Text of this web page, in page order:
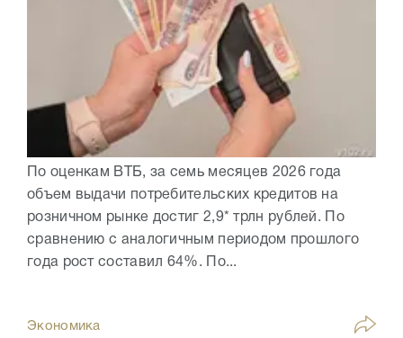
По оценкам ВТБ, за семь месяцев 2026 года
объем выдачи потребительских кредитов на
розничном рынке достиг 2,9* трлн рублей. По
сравнению с аналогичным периодом прошлого
года рост составил 64%. По...
Экономика